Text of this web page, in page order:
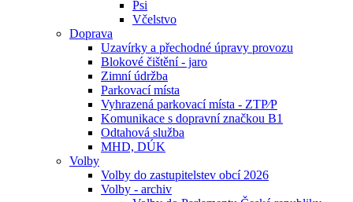
Psi
Včelstvo
Doprava
Uzavírky a přechodné úpravy provozu
Blokové čištění - jaro
Zimní údržba
Parkovací místa
Vyhrazená parkovací místa - ZTP⁄P
Komunikace s dopravní značkou B1
Odtahová služba
MHD, DÚK
Volby
Volby do zastupitelstev obcí 2026
Volby - archiv